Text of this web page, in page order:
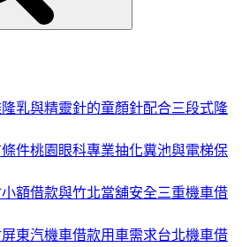
乳與精靈針的童顏針配合三段式隆
件桃園眼科專業抽化糞池與電梯保
額借款與竹北當舖安全三重機車借
東汽機車借款用車需求台北機車借